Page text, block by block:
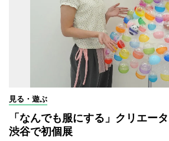
見る・遊ぶ
「なんでも服にする」クリエー
渋谷で初個展